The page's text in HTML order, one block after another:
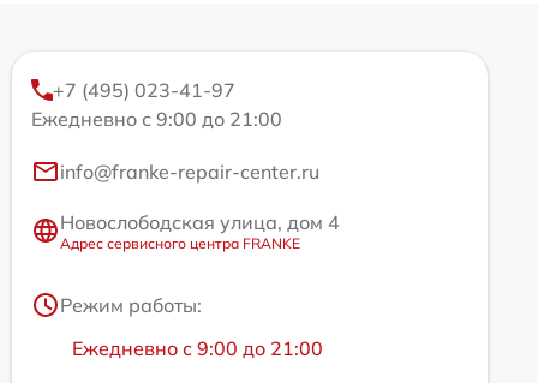
+7 (495) 023-41-97
Ежедневно с 9:00 до 21:00
info@franke-repair-center.ru
Новослободская улица, дом 4
Адрес сервисного центра FRANKE
Режим работы:
Ежедневно с 9:00 до 21:00